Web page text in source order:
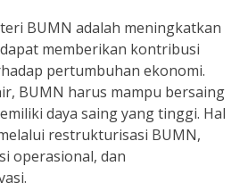
BUMN adalah meningkatkan
memberikan kontribusi
pertumbuhan ekonomi.
BUMN harus mampu bersaing
daya saing yang tinggi. Hal
restrukturisasi BUMN,
operasional, dan